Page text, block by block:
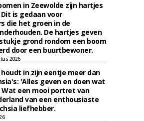
in Zeewolde zijn hartjes
is gedaan voor
die het groen in de
De hartjes geven
grond rondom een boom
door een buurtbewoner.
2026
houdt in zijn eentje meer dan
'Alles geven en doen wat
een mooi portret van
van een enthousiaste
liefhebber.